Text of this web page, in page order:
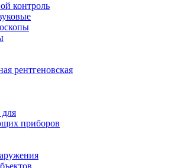
контроль
рентгеновская
для
приборов